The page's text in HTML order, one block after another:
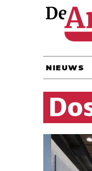
NIEUWS
Rechter
veegt